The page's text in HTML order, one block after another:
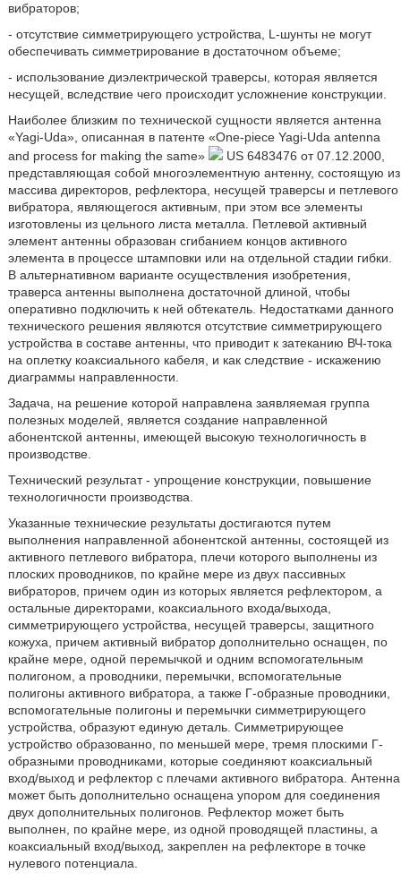
вибраторов;
- отсутствие симметрирующего устройства, L-шунты не могут
обеспечивать симметрирование в достаточном объеме;
- использование диэлектрической траверсы, которая является
несущей, вследствие чего происходит усложнение конструкции.
Наиболее близким по технической сущности является антенна
«Yagi-Uda», описанная в патенте «One-piece Yagi-Uda antenna
and process for making the same»
US 6483476 от 07.12.2000,
представляющая собой многоэлементную антенну, состоящую из
массива директоров, рефлектора, несущей траверсы и петлевого
вибратора, являющегося активным, при этом все элементы
изготовлены из цельного листа металла. Петлевой активный
элемент антенны образован сгибанием концов активного
элемента в процессе штамповки или на отдельной стадии гибки.
В альтернативном варианте осуществления изобретения,
траверса антенны выполнена достаточной длиной, чтобы
оперативно подключить к ней обтекатель. Недостатками данного
технического решения являются отсутствие симметрирующего
устройства в составе антенны, что приводит к затеканию ВЧ-тока
на оплетку коаксиального кабеля, и как следствие - искажению
диаграммы направленности.
Задача, на решение которой направлена заявляемая группа
полезных моделей, является создание направленной
абонентской антенны, имеющей высокую технологичность в
производстве.
Технический результат - упрощение конструкции, повышение
технологичности производства.
Указанные технические результаты достигаются путем
выполнения направленной абонентской антенны, состоящей из
активного петлевого вибратора, плечи которого выполнены из
плоских проводников, по крайне мере из двух пассивных
вибраторов, причем один из которых является рефлектором, а
остальные директорами, коаксиального входа/выхода,
симметрирующего устройства, несущей траверсы, защитного
кожуха, причем активный вибратор дополнительно оснащен, по
крайне мере, одной перемычкой и одним вспомогательным
полигоном, а проводники, перемычки, вспомогательные
полигоны активного вибратора, а также Г-образные проводники,
вспомогательные полигоны и перемычки симметрирующего
устройства, образуют единую деталь. Симметрирующее
устройство образованно, по меньшей мере, тремя плоскими Г-
образными проводниками, которые соединяют коаксиальный
вход/выход и рефлектор с плечами активного вибратора. Антенна
может быть дополнительно оснащена упором для соединения
двух дополнительных полигонов. Рефлектор может быть
выполнен, по крайне мере, из одной проводящей пластины, а
коаксиальный вход/выход, закреплен на рефлекторе в точке
нулевого потенциала.